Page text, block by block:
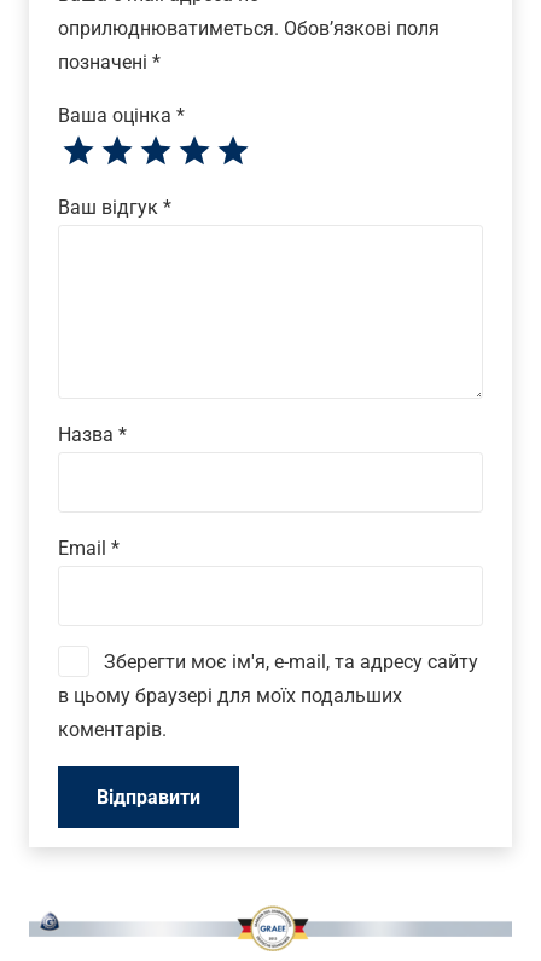
оприлюднюватиметься. Обов’язкові поля
позначені *
Ваша оцінка *
Ваш відгук *
Назва *
Email *
Зберегти моє ім'я, e-mail, та адресу сайту
в цьому браузері для моїх подальших
коментарів.